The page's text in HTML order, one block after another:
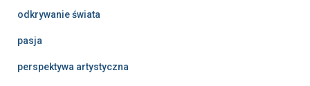
odkrywanie świata
pasja
perspektywa artystyczna